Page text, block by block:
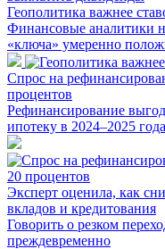
Геополитика важнее
Финансовые аналитики
«ключа» умеренно
Спрос на
процентов
Рефинансирование
ипотеку в 2024–2025
Эксперт оценила, как
вкладов и кредитования
Говорить о резком
преждевременно